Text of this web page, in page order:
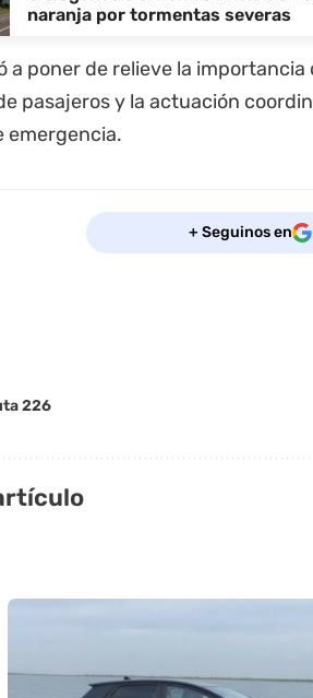
naranja por tormentas severas
a poner de relieve la
pasajeros y la actuación
emergencia.
+ Seguinos en
226